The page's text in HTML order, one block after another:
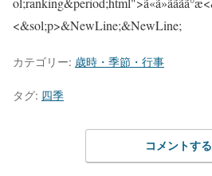
カテゴリー: 歳時・季節・行事
タグ: 四季
コメントする